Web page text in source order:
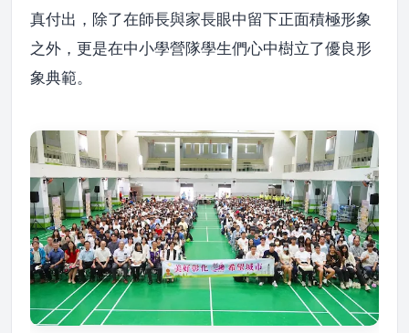
真付出，除了在師長與家長眼中留下正面積極形象
之外，更是在中小學營隊學生們心中樹立了優良形
象典範。